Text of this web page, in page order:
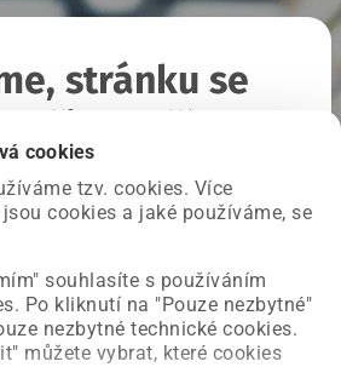
cookies
tzv. cookies. Více
cookies a jaké používáme, se
souhlasíte s používáním
Po kliknutí na "Pouze nezbytné"
nezbytné technické cookies.
můžete vybrat, které cookies
stránku se
naší straně a už ji opravujeme.
načíst požadovanou stránku.
Úvodní strana